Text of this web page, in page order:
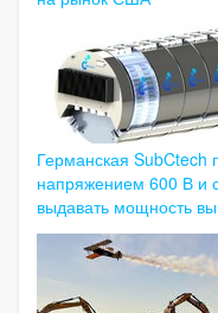
Германская
напряжением 600 В и
выдавать мощность